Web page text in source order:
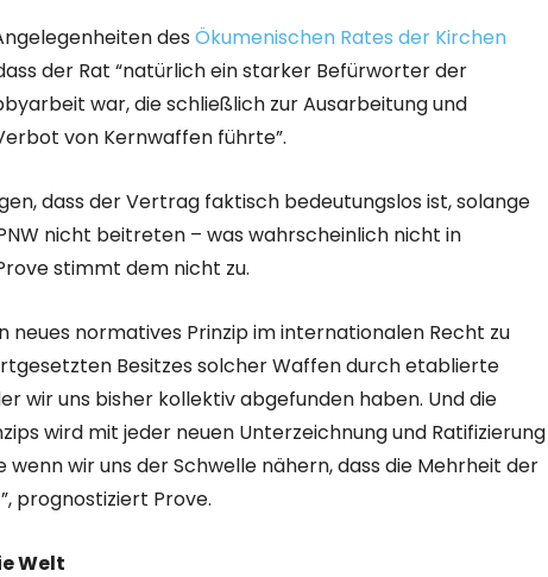
des Ökumenischen Rates der Kirchen
der Rat “natürlich ein starker Befürworter der
war, die schließlich zur Ausarbeitung und
von Kernwaffen führte”.
dass der Vertrag faktisch bedeutungslos ist, solange
nicht beitreten – was wahrscheinlich nicht in
stimmt dem nicht zu.
neues normatives Prinzip im internationalen Recht zu
Besitzes solcher Waffen durch etablierte
wir uns bisher kollektiv abgefunden haben. Und die
wird mit jeder neuen Unterzeichnung und Ratifizierung
wenn wir uns der Schwelle nähern, dass die Mehrheit der
prognostiziert Prove.
Welt